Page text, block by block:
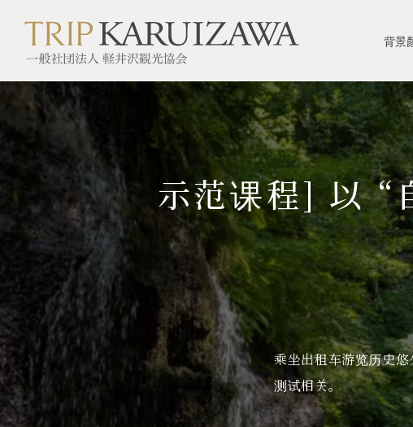
背景
PR
TOP 示范课程 示范课程] 以 "自然 "为主题的轻井泽一日游计划（
示范课程] 以 “
乘坐出租车游览历史
测试相关。